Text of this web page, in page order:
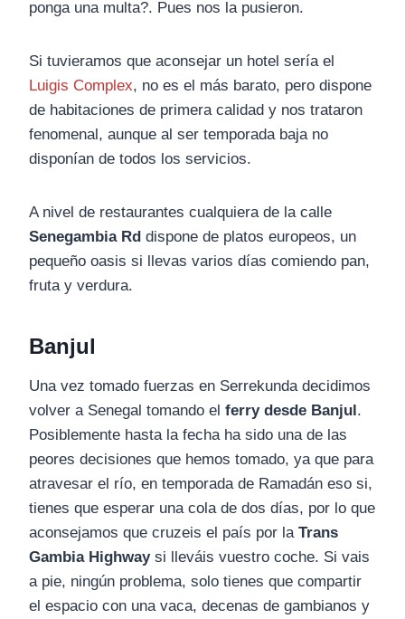
ponga una multa?. Pues nos la pusieron.
Si tuvieramos que aconsejar un hotel sería el
Luigis Complex, no es el más barato, pero dispone
de habitaciones de primera calidad y nos trataron
fenomenal, aunque al ser temporada baja no
disponían de todos los servicios.
A nivel de restaurantes cualquiera de la calle
Senegambia Rd dispone de platos europeos, un
pequeño oasis si llevas varios días comiendo pan,
fruta y verdura.
Banjul
Una vez tomado fuerzas en Serrekunda decidimos
volver a Senegal tomando el ferry desde Banjul.
Posiblemente hasta la fecha ha sido una de las
peores decisiones que hemos tomado, ya que para
atravesar el río, en temporada de Ramadán eso si,
tienes que esperar una cola de dos días, por lo que
aconsejamos que cruzeis el país por la Trans
Gambia Highwaysi lleváis vuestro coche. Si vais
a pie, ningún problema, solo tienes que compartir
el espacio con una vaca, decenas de gambianos y